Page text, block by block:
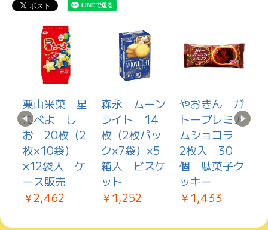
栗山米菓 星
たべよ し
お 20枚（2
枚×10袋）
×12袋入 ケ
ース販売
￥2,462
森永 ムーン
ライト 14
枚（2枚パッ
ク×7袋）×5
箱入 ビスケ
ット
￥1,252
やおきん ガ
トープレミア
ムショコラ
2枚入 30
個 駄菓子ク
ッキー
￥1,433